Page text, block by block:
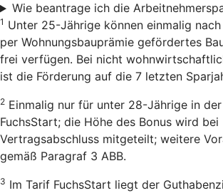
Wie beantrage ich die
1 Unter 25-Jährige können einmalig
per Wohnungsbauprämie gefördertes
frei verfügen. Bei nicht
ist die Förderung auf die 7 letzten
2 Einmalig nur für unter 28-Jährige in
FuchsStart; die Höhe des Bonus wird bei
Vertragsabschluss mitgeteilt; weitere
gemäß Paragraf 3 ABB.
3 Im Tarif FuchsStart liegt der